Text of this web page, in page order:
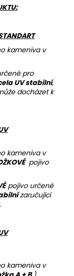
kameniva v
pro
UV stabilní,
docházet k
kameniva v
pojivo
pojivo určené
zaručující
kameniva v